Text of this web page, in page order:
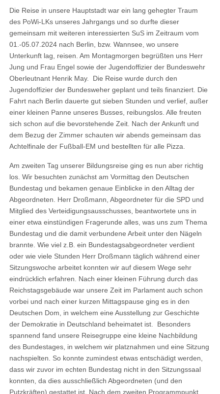
Die Reise in unsere Hauptstadt war ein lang gehegter Traum
des PoWi-LKs unseres Jahrgangs und so durfte dieser
gemeinsam mit weiteren interessierten SuS im Zeitraum vom
01.-05.07.2024 nach Berlin, bzw. Wannsee, wo unsere
Unterkunft lag, reisen. Am Montagmorgen begrüßten uns Herr
Jung und Frau Engel sowie der Jugendoffizier der Bundeswehr
Oberleutnant Henrik May. Die Reise wurde durch den
Jugendoffizier der Bundesweher geplant und teils finanziert. Die
Fahrt nach Berlin dauerte gut sieben Stunden und verlief, außer
einer kleinen Panne unseres Busses, reibungslos. Alle freuten
sich schon auf die bevorstehende Zeit. Nach der Ankunft und
dem Bezug der Zimmer schauten wir abends gemeinsam das
Achtelfinale der Fußball-EM und bestellten für alle Pizza.
Am zweiten Tag unserer Bildungsreise ging es nun aber richtig
los. Wir besuchten zunächst am Vormittag den Deutschen
Bundestag und bekamen genaue Einblicke in den Alltag der
Abgeordneten. Herr Droßmann, Abgeordneter für die SPD und
Mitglied des Verteidigungsausschusses, beantwortete uns in
einer etwa einstündigen Fragerunde alles, was uns zum Thema
Bundestag und die damit verbundene Arbeit unter den Nägeln
brannte. Wie viel z.B. ein Bundestagsabgeordneter verdient
oder wie viele Stunden Herr Droßmann täglich während einer
Sitzungswoche arbeitet konnten wir auf diesem Wege sehr
eindrücklich erfahren. Nach einer kleinen Führung durch das
Reichstagsgebäude war unsere Zeit im Parlament auch schon
vorbei und nach einer kurzen Mittagspause ging es in den
Deutschen Dom, in welchem eine Ausstellung zur Geschichte
der Demokratie in Deutschland beheimatet ist. Besonders
spannend fand unsere Reisegruppe eine kleine Nachbildung
des Bundestages, in welchem wir platznahmen und eine Sitzung
nachspielten. So konnte zumindest etwas entschädigt werden,
dass wir zuvor im echten Bundestag nicht in den Sitzungssaal
konnten, da dies ausschließlich Abgeordneten (und den
Putzkräften) gestattet ist. Nach dem zweiten Programmpunkt